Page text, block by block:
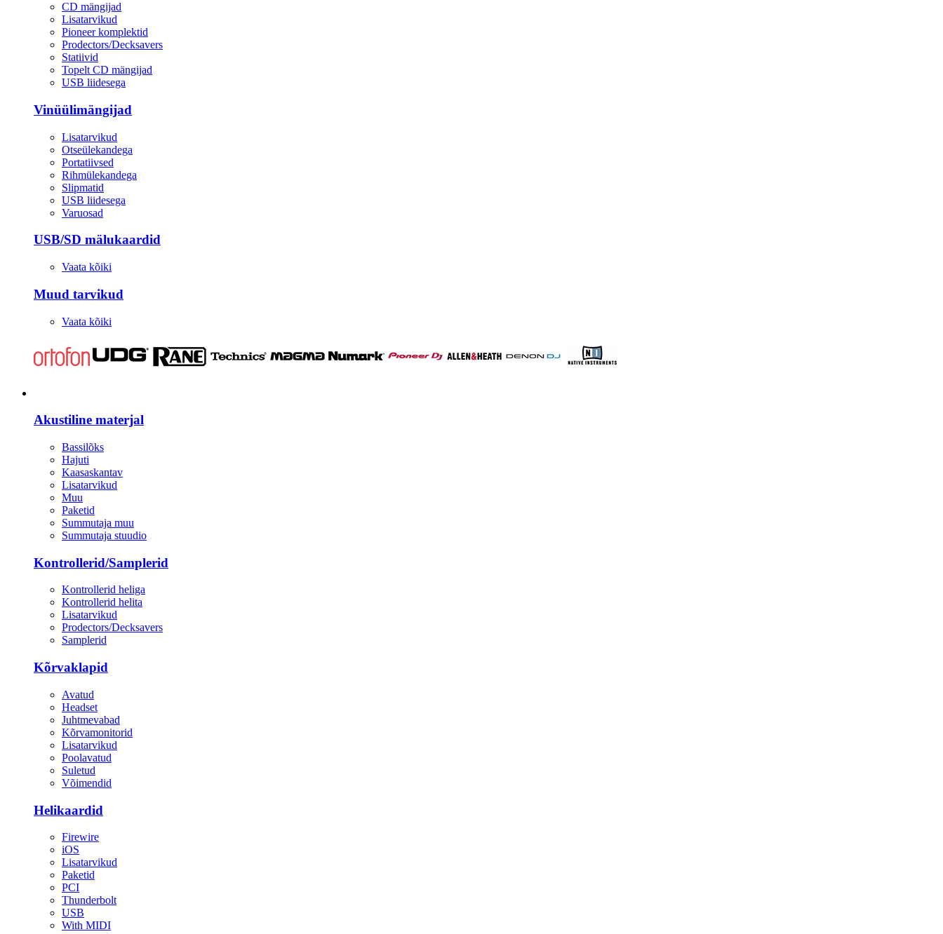
CD mängijad
Lisatarvikud
Pioneer komplektid
Prodectors/Decksavers
Statiivid
Topelt CD mängijad
USB liidesega
Vinüülimängijad
Lisatarvikud
Otseülekandega
Portatiivsed
Rihmülekandega
Slipmatid
USB liidesega
Varuosad
USB/SD mälukaardid
Vaata kõiki
Muud tarvikud
Vaata kõiki
Akustiline materjal
Bassilõks
Hajuti
Kaasaskantav
Lisatarvikud
Muu
Paketid
Summutaja muu
Summutaja stuudio
Kontrollerid/Samplerid
Kontrollerid heliga
Kontrollerid helita
Lisatarvikud
Prodectors/Decksavers
Samplerid
Kõrvaklapid
Avatud
Headset
Juhtmevabad
Kõrvamonitorid
Lisatarvikud
Poolavatud
Suletud
Võimendid
Helikaardid
Firewire
iOS
Lisatarvikud
Paketid
PCI
Thunderbolt
USB
With MIDI